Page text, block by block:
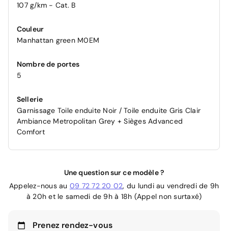
107 g/km - Cat. B
Couleur
Manhattan green M0EM
Nombre de portes
5
Sellerie
Garnissage Toile enduite Noir / Toile enduite Gris Clair
Ambiance Metropolitan Grey + Sièges Advanced
Comfort
Une question sur ce modèle ?
Appelez-nous au 09 72 72 20 02, du lundi au vendredi de 9h
à 20h et le samedi de 9h à 18h (Appel non surtaxé)
Prenez rendez-vous